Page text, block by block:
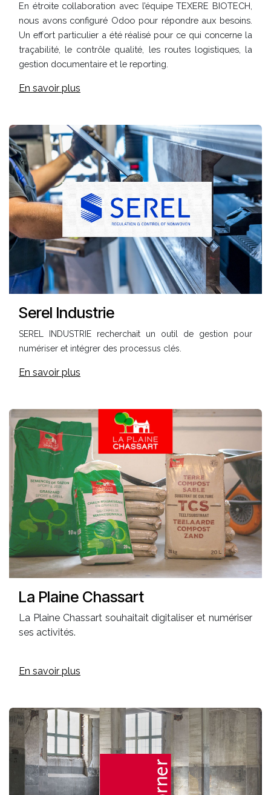
En étroite collaboration avec l’équipe TEXERE BIOTECH,
nous avons configuré Odoo pour répondre aux besoins.
Un effort particulier a été réalisé pour ce qui concerne la
traçabilité, le contrôle qualité, les routes logistiques, la
gestion documentaire et le reporting.
En savoir plus
Serel Industrie
SEREL INDUSTRIE recherchait un outil de gestion pour
numériser et intégrer des processus clés.
En savoir plus
La Plaine Chassart
La Plaine Chassart souhaitait digitaliser et numériser
ses activités.
En savoir plus